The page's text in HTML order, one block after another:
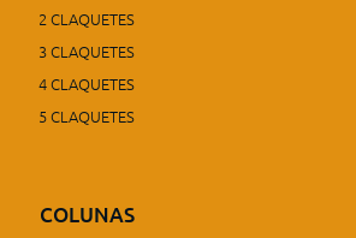
2 CLAQUETES
3 CLAQUETES
4 CLAQUETES
5 CLAQUETES
COLUNAS